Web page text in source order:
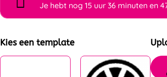
Je hebt nog 15 uur 36 minuten en
Kies een template